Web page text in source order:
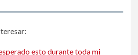
esto durante toda mi